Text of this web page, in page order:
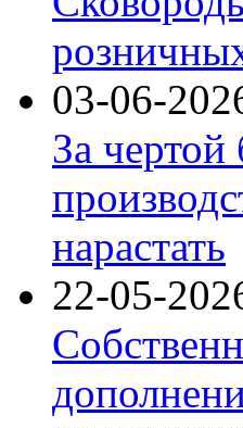
03-06-
За
нарастать
22-05-